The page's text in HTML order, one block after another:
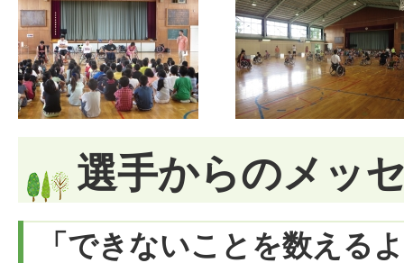
選手からのメッ
「できないことを数える